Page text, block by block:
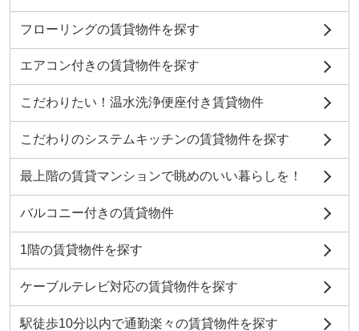
フローリングの賃貸物件を探す
エアコン付きの賃貸物件を探す
こだわりたい！温水洗浄便座付き賃貸物件
こだわりのシステムキッチンの賃貸物件を探す
最上階の賃貸マンションで眺めのいい暮らしを！
バルコニー付きの賃貸物件
1階の賃貸物件を探す
ケーブルテレビ対応の賃貸物件を探す
駅徒歩10分以内で通勤楽々の賃貸物件を探す